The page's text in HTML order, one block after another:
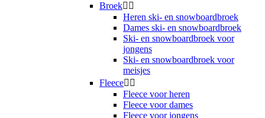
Broek 
Heren ski- en snowboardbroek
Dames ski- en snowboardbroek
Ski- en snowboardbroek voor
jongens
Ski- en snowboardbroek voor
meisjes
Fleece 
Fleece voor heren
Fleece voor dames
Fleece voor jongens